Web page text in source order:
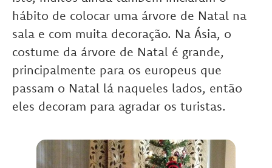
hábito de colocar uma árvore de Natal na
sala e com muita decoração. Na Ásia, o
costume da árvore de Natal é grande,
principalmente para os europeus que
passam o Natal lá naqueles lados, então
eles decoram para agradar os turistas.